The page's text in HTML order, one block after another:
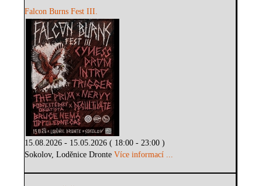
Falcon Burns Fest III.
15.08.2026 - 15.05.2026 ( 18:00 - 23:00 )
Sokolov, Loděnice DronteVíce informací ...